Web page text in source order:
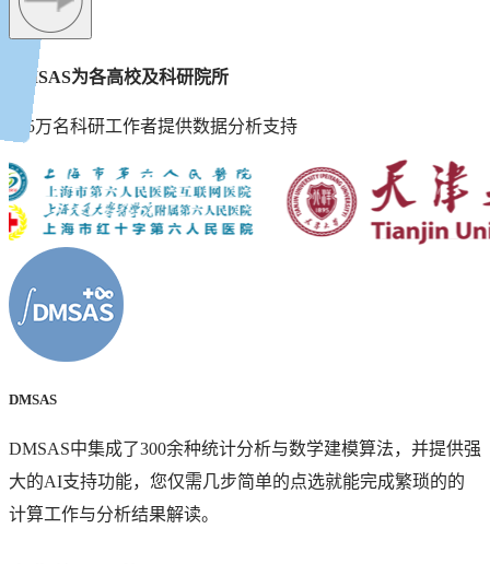
酷酷牛老师
DMSAS在智能化统计分析方面表现相当出色，其AI助手功
使用门槛！好用便捷的工具很难得，将推荐给学生使用！
DMSAS为各高校及科研院所
近5万名科研工作者提供数据分析支持
DMSAS
DMSAS中集成了300余种统计分析与数学建模算法，并提供强
大的AI支持功能，您仅需几步简单的点选就能完成繁琐的的
计算工作与分析结果解读。